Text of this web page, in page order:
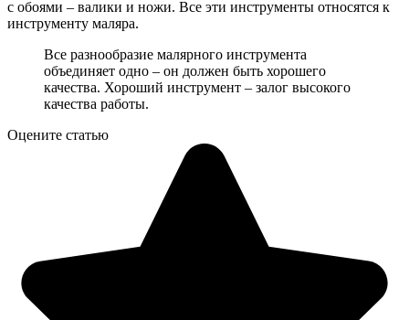
с обоями – валики и ножи. Все эти инструменты относятся к
инструменту маляра.
Все разнообразие малярного инструмента
объединяет одно – он должен быть хорошего
качества. Хороший инструмент – залог высокого
качества работы.
Оцените статью